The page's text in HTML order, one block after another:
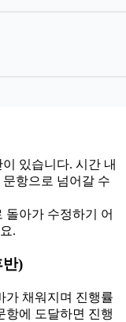
있습니다. 시간 내
항으로 넘어갈 수
돌아가 수정하기 어
.
)
가 채워지며 진행률
항에 도달하면 진행